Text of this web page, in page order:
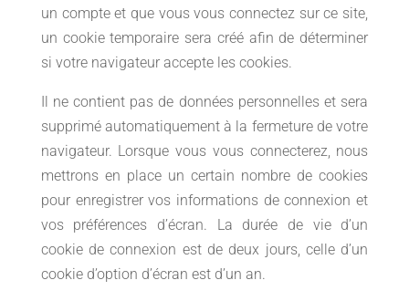
un compte et que vous vous connectez sur ce site,
un cookie temporaire sera créé afin de déterminer
si votre navigateur accepte les cookies.
Il ne contient pas de données personnelles et sera
supprimé automatiquement à la fermeture de votre
navigateur. Lorsque vous vous connecterez, nous
mettrons en place un certain nombre de cookies
pour enregistrer vos informations de connexion et
vos préférences d’écran. La durée de vie d’un
cookie de connexion est de deux jours, celle d’un
cookie d’option d’écran est d’un an.